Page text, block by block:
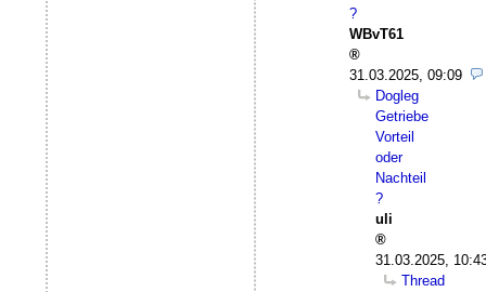
?
WBvT61
31.03.2025, 09:09
Dogleg
Getriebe
Vorteil
oder
Nachteil
?
uli
31.03.2025,
Thread